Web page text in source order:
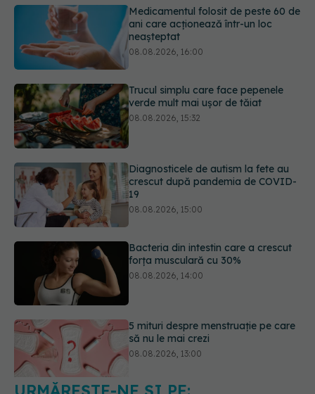
Trucul simplu care face pepenele
verde mult mai ușor de tăiat
08.08.2026, 15:32
Diagnosticele de autism la fete au
crescut după pandemia de COVID-
19
Bacteria din intestin care a crescut
forța musculară cu 30%
08.08.2026, 14:00
5 mituri despre menstruație pe care
să nu le mai crezi
08.08.2026, 13:00
Medicamentul folosit de peste 60 de
ani care acționează într-un loc
neașteptat